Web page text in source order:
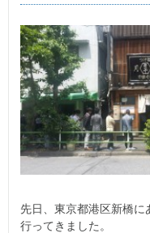
先日、東京都港区新橋
行ってきました。